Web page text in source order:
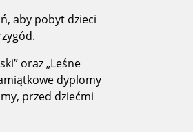
aby pobyt dzieci
oraz „Leśne
dyplomy
przed dziećmi